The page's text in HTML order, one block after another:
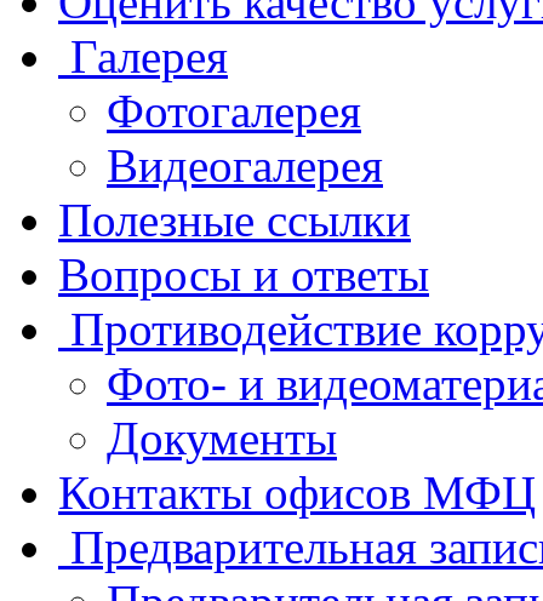
Галерея
Фотогалерея
Видеогалерея
Полезные ссылки
Вопросы и ответы
Противодействие
Фото- и
Документы
Контакты офисов МФЦ
Предварительная